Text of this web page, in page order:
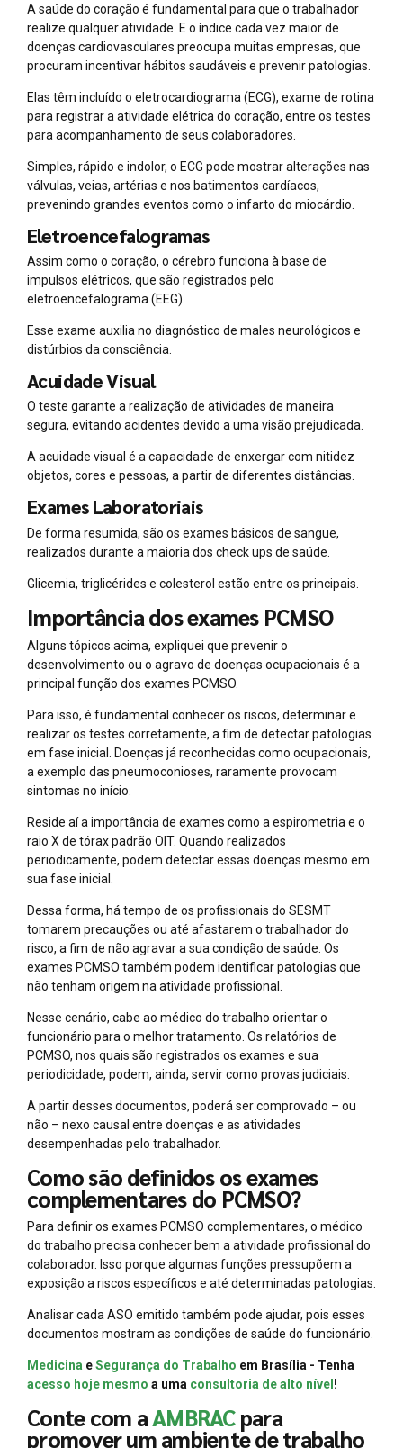
A saúde do coração é fundamental para que o trabalhador
realize qualquer atividade. E o índice cada vez maior de
doenças cardiovasculares preocupa muitas empresas, que
procuram incentivar hábitos saudáveis e prevenir patologias.
Elas têm incluído o eletrocardiograma (ECG), exame de rotina
para registrar a atividade elétrica do coração, entre os testes
para acompanhamento de seus colaboradores.
Simples, rápido e indolor, o ECG pode mostrar alterações nas
válvulas, veias, artérias e nos batimentos cardíacos,
prevenindo grandes eventos como o infarto do miocárdio.
Eletroencefalogramas
Assim como o coração, o cérebro funciona à base de
impulsos elétricos, que são registrados pelo
eletroencefalograma (EEG).
Esse exame auxilia no diagnóstico de males neurológicos e
distúrbios da consciência.
Acuidade Visual
O teste garante a realização de atividades de maneira
segura, evitando acidentes devido a uma visão prejudicada.
A acuidade visual é a capacidade de enxergar com nitidez
objetos, cores e pessoas, a partir de diferentes distâncias.
Exames Laboratoriais
De forma resumida, são os exames básicos de sangue,
realizados durante a maioria dos check ups de saúde.
Glicemia, triglicérides e colesterol estão entre os principais.
Importância dos exames PCMSO
Alguns tópicos acima, expliquei que prevenir o
desenvolvimento ou o agravo de doenças ocupacionais é a
principal função dos exames PCMSO.
Para isso, é fundamental conhecer os riscos, determinar e
realizar os testes corretamente, a fim de detectar patologias
em fase inicial. Doenças já reconhecidas como ocupacionais,
a exemplo das pneumoconioses, raramente provocam
sintomas no início.
Reside aí a importância de exames como a espirometria e o
raio X de tórax padrão OIT. Quando realizados
periodicamente, podem detectar essas doenças mesmo em
sua fase inicial.
Dessa forma, há tempo de os profissionais do SESMT
tomarem precauções ou até afastarem o trabalhador do
risco, a fim de não agravar a sua condição de saúde. Os
exames PCMSO também podem identificar patologias que
não tenham origem na atividade profissional.
Nesse cenário, cabe ao médico do trabalho orientar o
funcionário para o melhor tratamento. Os relatórios de
PCMSO, nos quais são registrados os exames e sua
periodicidade, podem, ainda, servir como provas judiciais.
A partir desses documentos, poderá ser comprovado – ou
não – nexo causal entre doenças e as atividades
desempenhadas pelo trabalhador.
Como são definidos os exames
complementares do PCMSO?
Para definir os exames PCMSO complementares, o médico
do trabalho precisa conhecer bem a atividade profissional do
colaborador. Isso porque algumas funções pressupõem a
exposição a riscos específicos e até determinadas patologias.
Analisar cada ASO emitido também pode ajudar, pois esses
documentos mostram as condições de saúde do funcionário.
Medicina eSegurança do Trabalho em Brasília - Tenha
acesso hoje mesmo a uma consultoria de alto nível !
Conte com aAMBRACpara
promover um ambiente de trabalho